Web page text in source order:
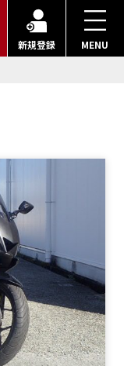
新規登録 MENU